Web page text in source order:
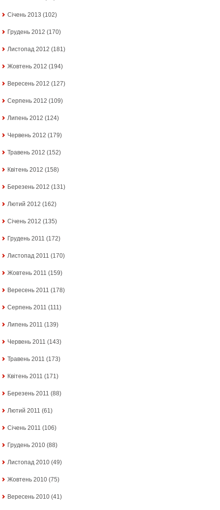
Січень 2013 (102)
Грудень 2012 (170)
Листопад 2012 (181)
Жовтень 2012 (194)
Вересень 2012 (127)
Серпень 2012 (109)
Липень 2012 (124)
Червень 2012 (179)
Травень 2012 (152)
Квітень 2012 (158)
Березень 2012 (131)
Лютий 2012 (162)
Січень 2012 (135)
Грудень 2011 (172)
Листопад 2011 (170)
Жовтень 2011 (159)
Вересень 2011 (178)
Серпень 2011 (111)
Липень 2011 (139)
Червень 2011 (143)
Травень 2011 (173)
Квітень 2011 (171)
Березень 2011 (88)
Лютий 2011 (61)
Січень 2011 (106)
Грудень 2010 (88)
Листопад 2010 (49)
Жовтень 2010 (75)
Вересень 2010 (41)